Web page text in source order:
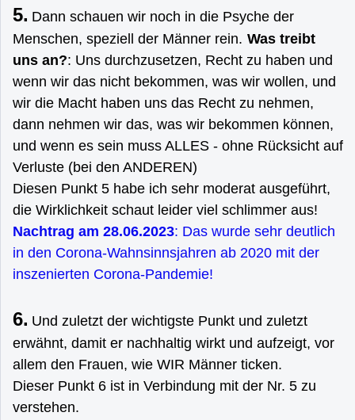
5. Dann schauen wir noch in die Psyche der
Menschen, speziell der Männer rein. Was treibt
uns an?: Uns durchzusetzen, Recht zu haben und
wenn wir das nicht bekommen, was wir wollen, und
wir die Macht haben uns das Recht zu nehmen,
dann nehmen wir das, was wir bekommen können,
und wenn es sein muss ALLES - ohne Rücksicht auf
Verluste (bei den ANDEREN)
Diesen Punkt 5 habe ich sehr moderat ausgeführt,
die Wirklichkeit schaut leider viel schlimmer aus!
Nachtrag am 28.06.2023: Das wurde sehr deutlich
in den Corona-Wahnsinnsjahren ab 2020 mit der
inszenierten Corona-Pandemie!
6. Und zuletzt der wichtigste Punkt und zuletzt
erwähnt, damit er nachhaltig wirkt und aufzeigt, vor
allem den Frauen, wie WIR Männer ticken.
Dieser Punkt 6 ist in Verbindung mit der Nr. 5 zu
verstehen.